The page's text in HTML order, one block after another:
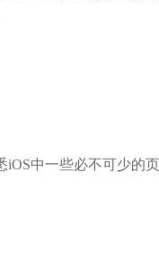
iOS中一些必不可少的页